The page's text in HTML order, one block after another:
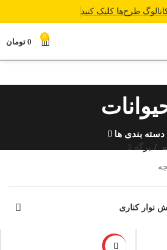
طرح‌ها کلیک کنید
0
0 تومان
دسته بندی ها
برگه 2
نوار کناری
-6%